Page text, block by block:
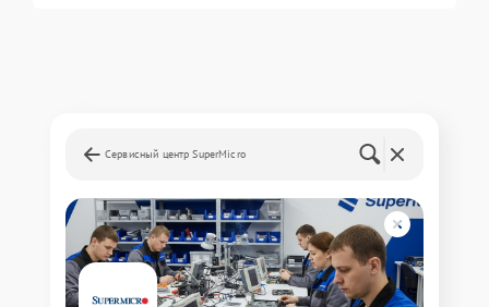
Сервисный центр SuperMicro